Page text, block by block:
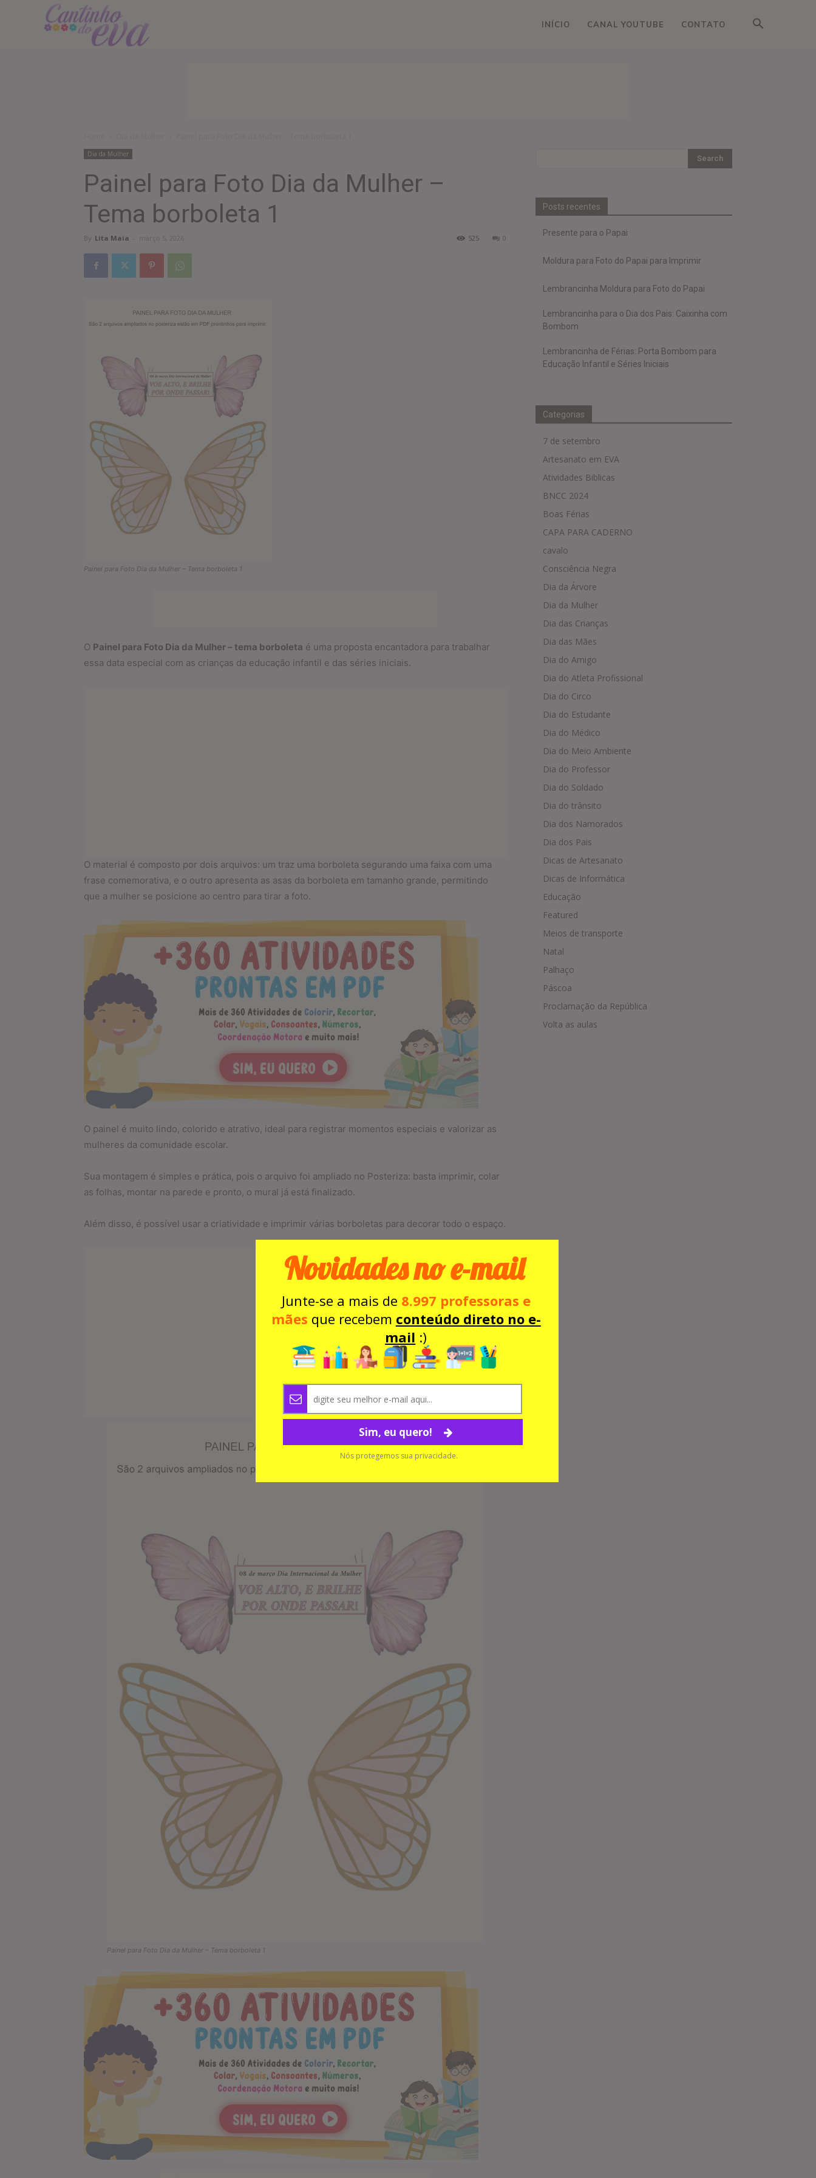
INÍCIO CANAL YOUTUBE CONTATO
Dia da Mulher
Painel para Foto Dia da Mulher –
Tema borboleta 1
By Lita Maia - março 5, 2026 0
525
Painel para Foto Dia da Mulher – Tema borboleta 1
O Painel para Foto Dia da Mulher – tema borboleta é uma proposta encantadora para trabalhar
essa data especial com as crianças da educação infantil e das séries iniciais.
O material é composto por dois arquivos: um traz uma borboleta segurando uma faixa com uma
frase comemorativa, e o outro apresenta as asas da borboleta em tamanho grande, permitindo
que a mulher se posicione ao centro para tirar a foto.
O painel é muito lindo, colorido e atrativo, ideal para registrar momentos especiais e valorizar as
mulheres da comunidade escolar.
Sua montagem é simples e prática, pois o arquivo foi ampliado no Posteriza: basta imprimir, colar
as folhas, montar na parede e pronto, o mural já está finalizado.
Além disso, é possível usar a criatividade e imprimir várias borboletas para decorar todo o espaço.
Painel para Foto Dia da Mulher – Tema borboleta 1
Posts recentes
Presente para o Papai
Moldura para Foto do Papai para Imprimir
Lembrancinha Moldura para Foto do Papai
Lembrancinha para o Dia dos Pais: Caixinha com
Bombom
Lembrancinha de Férias: Porta Bombom para
Educação Infantil e Séries Iniciais
Categorias
7 de setembro
Artesanato em EVA
Atividades Biblicas
BNCC 2024
Boas Férias
CAPA PARA CADERNO
cavalo
Consciência Negra
Dia da Árvore
Dia da Mulher
Dia das Crianças
Dia das Mães
Dia do Amigo
Dia do Atleta Profissional
Dia do Circo
Dia do Estudante
Dia do Médico
Dia do Meio Ambiente
Dia do Professor
Dia do Soldado
Dia do trânsito
Dia dos Namorados
Dia dos Pais
Dicas de Artesanato
Dicas de Informática
Educação
Featured
Meios de transporte
Natal
Palhaço
Páscoa
Proclamação da República
Volta as aulas
Junte-se a mais de 8.997 professoras e
mães que recebem conteúdo direto no e-
mail :)
Sim, eu quero!
Novidades no e-mail
Nós protegemos sua privacidade.